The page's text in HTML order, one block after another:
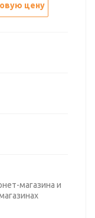
цену
магазина и